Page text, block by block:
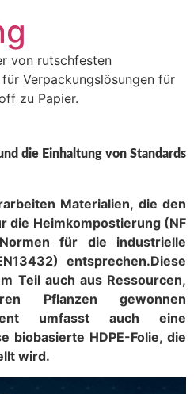
von rutschfesten
Verpackungslösungen für
zu Papier.
die Einhaltung von Standards
Materialien, die den
die Heimkompostierung (NF
für die industrielle
entsprechen.Diese
Teil auch aus Ressourcen,
Pflanzen gewonnen
umfasst auch eine
biobasierte HDPE-Folie, die
wird.